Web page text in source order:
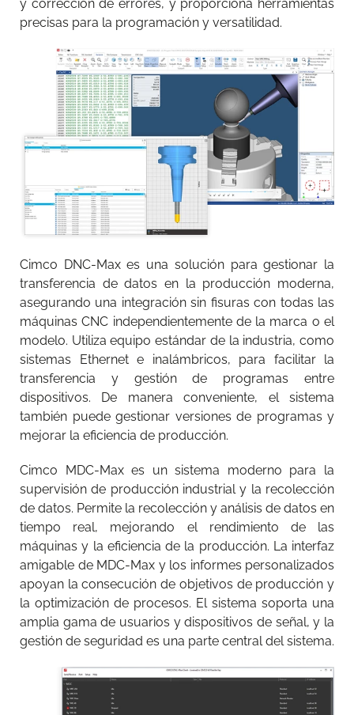
y corrección de errores, y proporciona herramientas
precisas para la programación y versatilidad.
Cimco DNC-Max es una solución para gestionar la
transferencia de datos en la producción moderna,
asegurando una integración sin fisuras con todas las
máquinas CNC independientemente de la marca o el
modelo. Utiliza equipo estándar de la industria, como
sistemas Ethernet e inalámbricos, para facilitar la
transferencia y gestión de programas entre
dispositivos. De manera conveniente, el sistema
también puede gestionar versiones de programas y
mejorar la eficiencia de producción.
Cimco MDC-Max es un sistema moderno para la
supervisión de producción industrial y la recolección
de datos. Permite la recolección y análisis de datos en
tiempo real, mejorando el rendimiento de las
máquinas y la eficiencia de la producción. La interfaz
amigable de MDC-Max y los informes personalizados
apoyan la consecución de objetivos de producción y
la optimización de procesos. El sistema soporta una
amplia gama de usuarios y dispositivos de señal, y la
gestión de seguridad es una parte central del sistema.